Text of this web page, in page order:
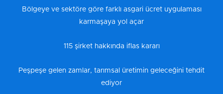
Bölgeye ve sektöre göre farklı asgari ücret uygulaması
karmaşaya yol açar
115 şirket hakkında iflas kararı
Peşpeşe gelen zamlar, tarımsal üretimin geleceğini tehdit
ediyor